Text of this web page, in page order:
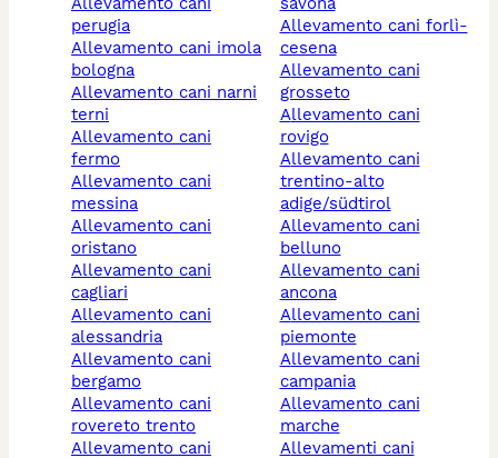
perugia
allevamento cani imola
bologna
allevamento cani narni
terni
allevamento cani
fermo
allevamento cani
messina
allevamento cani
oristano
allevamento cani
cagliari
allevamento cani
alessandria
allevamento cani
bergamo
allevamento cani
rovereto trento
allevamento cani
allevamento cani forlì-
cesena
allevamento cani
grosseto
allevamento cani
rovigo
allevamento cani
trentino-alto
adige/südtirol
allevamento cani
belluno
allevamento cani
ancona
allevamento cani
piemonte
allevamento cani
campania
allevamento cani
marche
allevamenti cani